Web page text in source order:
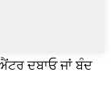
ਦਬਾਓ ਜਾਂ ਬੰਦ